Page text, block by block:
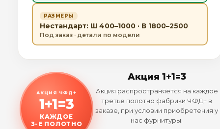
РАЗМЕРЫ
Нестандарт: Ш 400–1000 · В 1800–2500
Под заказ · детали по модели
АКЦИЯ ЧФД+
1+1=3
КАЖДОЕ
3-Е ПОЛОТНО
Акция 1+1=3
Акция распространяется на каждое
третье полотно фабрики ЧФД+ в
заказе, при условии приобретения у
нас фурнитуры.